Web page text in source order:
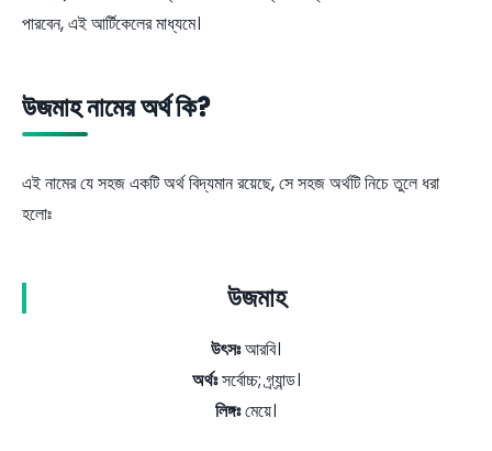
পারবেন, এই আর্টিকেলের মাধ্যমে।
উজমাহ নামের অর্থ কি?
এই নামের যে সহজ একটি অর্থ বিদ্যমান রয়েছে, সে সহজ অর্থটি নিচে তুলে ধরা
হলোঃ
উজমাহ
উৎসঃআরবি।
অর্থঃসর্বোচ্চ; গ্র্যান্ড।
লিঙ্গঃমেয়ে।